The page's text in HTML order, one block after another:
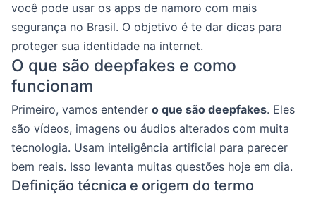
você pode usar os apps de namoro com mais
segurança no Brasil. O objetivo é te dar dicas para
proteger sua identidade na internet.
O que são deepfakes e como
funcionam
Primeiro, vamos entender o que são deepfakes. Eles
são vídeos, imagens ou áudios alterados com muita
tecnologia. Usam inteligência artificial para parecer
bem reais. Isso levanta muitas questões hoje em dia.
Definição técnica e origem do termo